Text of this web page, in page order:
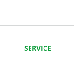
SERVICE